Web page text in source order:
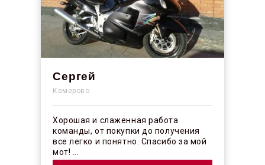
Сергей
Кемерово
Хорошая и слаженная работа
команды, от покупки до получения
все легко и понятно. Спасибо за мой
мот! ...